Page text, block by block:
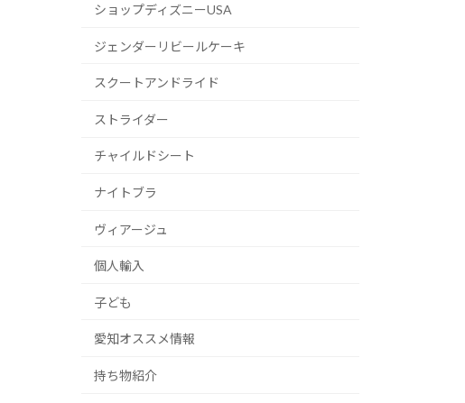
ショップディズニーUSA
ジェンダーリビールケーキ
スクートアンドライド
ストライダー
チャイルドシート
ナイトブラ
ヴィアージュ
個人輸入
子ども
愛知オススメ情報
持ち物紹介